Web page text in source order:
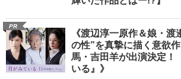
PR
《渡辺淳一原作＆娘・渡
の性”を真摯に描く意欲
馬・吉田羊が出演決定！
いる』》